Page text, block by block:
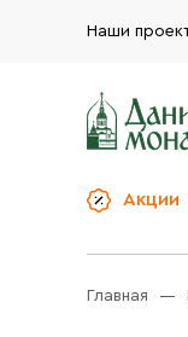
Наши
Акции
Главная